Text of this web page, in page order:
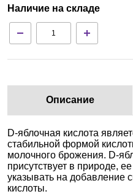
Технический сервис
Доставка и оплата
Наличие на складе
Описание
D-яблочная кислота
стабильной формой
молочного брожения. D-
присутствует в природе,
указывать на добавление
кислоты.